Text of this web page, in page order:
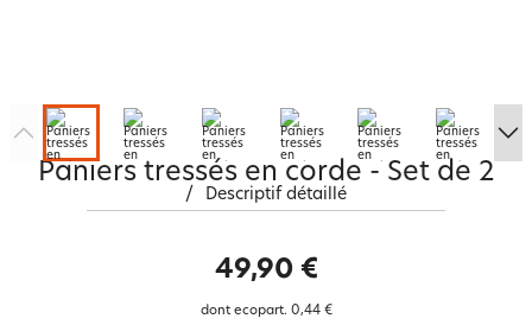
Paniers tressés en corde - Set de 2
/ Descriptif détaillé
49,90 €
dont ecopart. 0,44 €